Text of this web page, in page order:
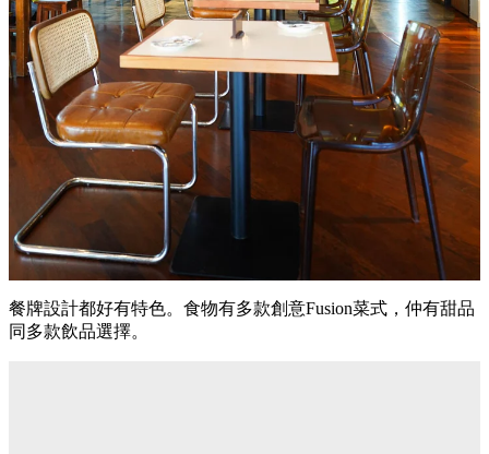
餐牌設計都好有特色。食物有多款創意Fusion菜式，仲有甜品
同多款飲品選擇。